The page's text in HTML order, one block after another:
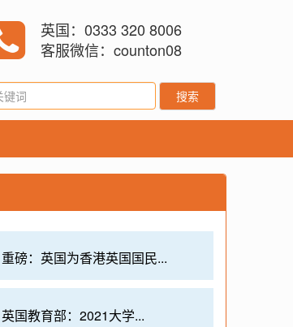
英国：0333 320 8006
客服微信：counton08
搜索
重磅：英国为香港英国国民...
英国教育部：2021大学...